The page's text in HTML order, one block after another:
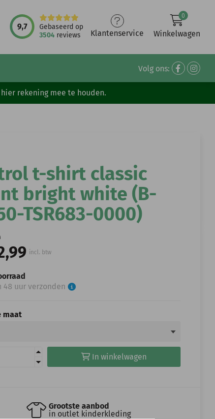
9,7
Gebaseerd op
3504 reviews Klantenservice
0
Winkelwagen
Volg ons:
rekening mee te houden.
t-shirt classic
bright white (B-
TSR683-0000)
incl. btw
48 uur verzonden
maat
In winkelwagen
Grootste aanbod
in outlet kinderkleding